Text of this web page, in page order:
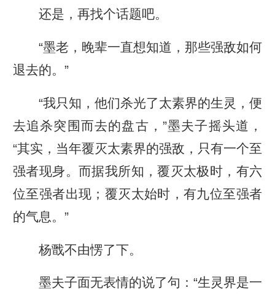
还是，再找个话题吧。
“墨老，晚辈一直想知道，那些强敌如何
退去的。”
“我只知，他们杀光了太素界的生灵，便
去追杀突围而去的盘古，”墨夫子摇头道，
“其实，当年覆灭太素界的强敌，只有一个至
强者现身。而据我所知，覆灭太极时，有六
位至强者出现；覆灭太始时，有九位至强者
的气息。”
杨戬不由愣了下。
墨夫子面无表情的说了句：“生灵界是一